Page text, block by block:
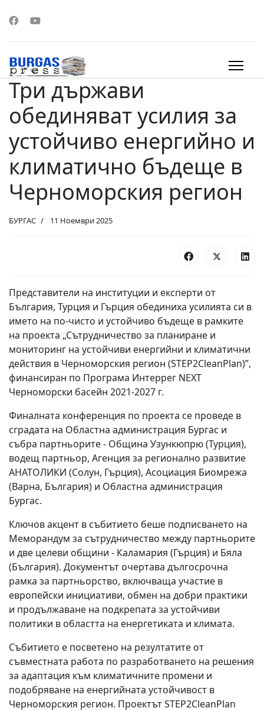
Три държави
обединяват усилия за
устойчиво енергийно и
климатично бъдеще в
Черноморския регион
БУРГАС 11 Ноември 2025
Представители на институции и експерти от
България, Турция и Гърция обединиха усилията си в
името на по-чисто и устойчиво бъдеще в рамките
на проекта „Сътрудничество за планиране и
мониторинг на устойчиви енергийни и климатични
действия в Черноморския регион (STEP2CleanPlan)”,
финансиран по Програма Интеррег NEXT
Черноморски басейн 2021-2027 г.
Финалната конференция по проекта се проведе в
сградата на Областна администрация Бургас и
събра партньорите - Община Узункюпрю (Турция),
водещ партньор, Агенция за регионално развитие
АНАТОЛИКИ (Солун, Гърция), Асоциация Биомрежа
(Варна, България) и Областна администрация
Бургас.
Ключов акцент в събитието беше подписването на
Меморандум за сътрудничество между партньорите
и две целеви общини - Каламария (Гърция) и Бяла
(България). Документът очертава дългосрочна
рамка за партньорство, включваща участие в
европейски инициативи, обмен на добри практики
и продължаване на подкрепата за устойчиви
политики в областта на енергетиката и климата.
Събитието е посветено на резултатите от
съвместната работа по разработването на решения
за адаптация към климатичните промени и
подобряване на енергийната устойчивост в
Черноморския регион. Проектът STEP2CleanPlan